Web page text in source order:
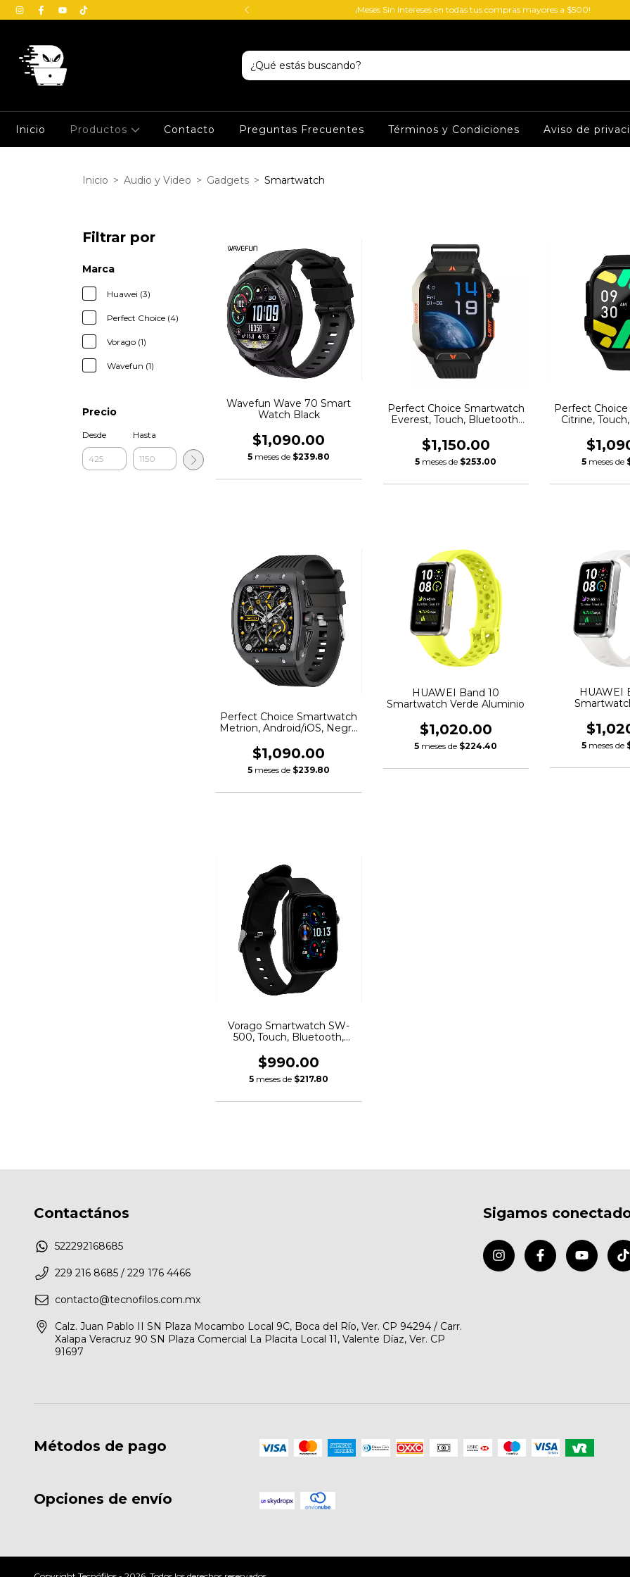
en Veracruz - Boca del Río ¡Meses Sin Intereses en todas tus compras mayores a $500!
Inicio Productos Contacto Preguntas Frecuentes Términos y Condiciones Aviso de
Inicio > Audio y Video > Gadgets > Smartwatch
Filtrar por
Marca
Huawei (3)
Perfect Choice (4)
Vorago (1)
Wavefun (1)
Precio
Desde Hasta
Wavefun Wave 70 Smart
Watch Black
$1,090.00
5 meses de $239.80
Perfect Choice Smartwatch
Everest, Touch, Bluetooth,
Resistente al Agua
$1,150.00
5 meses de $253.00
Perfect
Citrine,
5 meses de
Perfect Choice Smartwatch
Metrion, Android/iOS, Negro
$1,090.00
5 meses de $239.80
HUAWEI Band 10
Smartwatch Verde Aluminio
$1,020.00
5 meses de $224.40
HUAWEI
5 meses de
Vorago Smartwatch SW-
500, Touch, Bluetooth,
$990.00
5 meses de $217.80
Contactános
522292168685
229 216 8685 / 229 176 4466
contacto@tecnofilos.com.mx
Calz. Juan Pablo II SN Plaza Mocambo Local 9C, Boca del Río, Ver. CP 94294 / Carr.
Xalapa Veracruz 90 SN Plaza Comercial La Placita Local 11, Valente Díaz, Ver. CP
91697
Sigamos
Métodos de pago
Opciones de envío